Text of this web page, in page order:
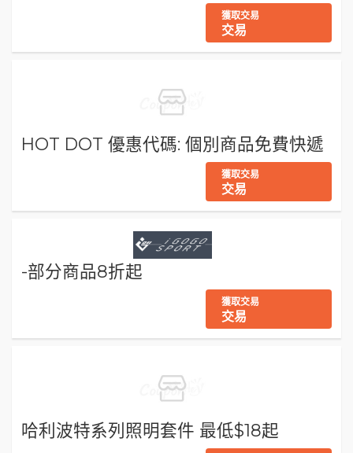
獲取交易
交易
HOT DOT 優惠代碼: 個別商品免費快遞
獲取交易
交易
-部分商品8折起
獲取交易
交易
哈利波特系列照明套件 最低$18起